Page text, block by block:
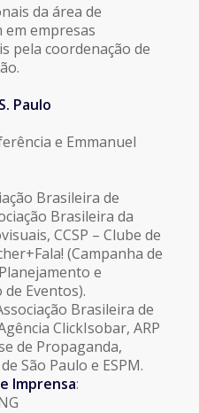
da área de
empresas
pela coordenação de
Paulo
e Emmanuel
Brasileira de
Brasileira da
CCSP – Clube de
(Campanha de
e
Eventos).
Brasileira de
ClickIsobar, ARP
de Propaganda,
São Paulo e ESPM.
Imprensa: